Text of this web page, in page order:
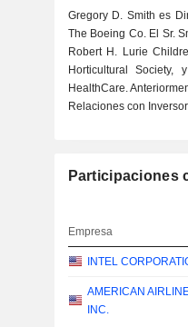
Gregory D. Smith es
The Boeing Co. El Sr.
Robert H. Lurie
Horticultural Society,
HealthCare.
Relaciones con
Participaciones
Empresa
INTEL
AMERICAN
INC.